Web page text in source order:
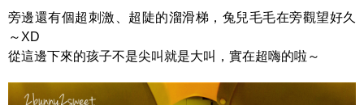
旁邊還有個超刺激、超陡的溜滑梯，兔兒毛毛在旁觀望好久
～XD
從這邊下來的孩子不是尖叫就是大叫，實在超嗨的啦～